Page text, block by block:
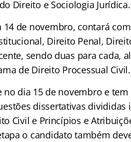
Direito e Sociologia Jurídica.
14 de novembro, contará
Direito Penal,
sendo duas para cada,
de Direito Processual Civil.
no dia 15 de novembro e
dissertativas
Civil e Princípios e
o candidato também